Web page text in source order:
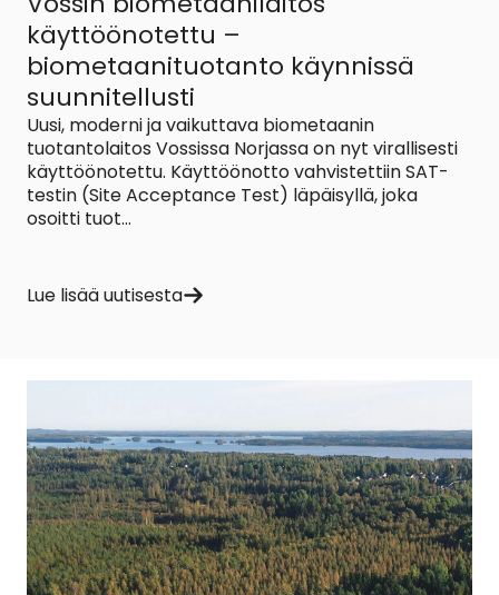
käyttöönotettu –
biometaanituotanto käynnissä
suunnitellusti
Uusi, moderni ja vaikuttava biometaanin
tuotantolaitos Vossissa Norjassa on nyt virallisesti
käyttöönotettu. Käyttöönotto vahvistettiin SAT-
testin (Site Acceptance Test) läpäisyllä, joka
osoitti tuot...
Lue lisää uutisesta